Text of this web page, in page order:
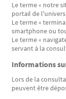
Le terme « notre
portail de
Le terme «
smartphone ou
Le terme «
servant à la
Informations
Lors de la
peuvent être